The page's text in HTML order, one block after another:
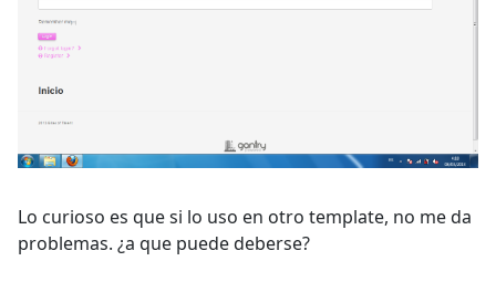
Lo curioso es que si lo uso en otro template, no me da
problemas. ¿a que puede deberse?